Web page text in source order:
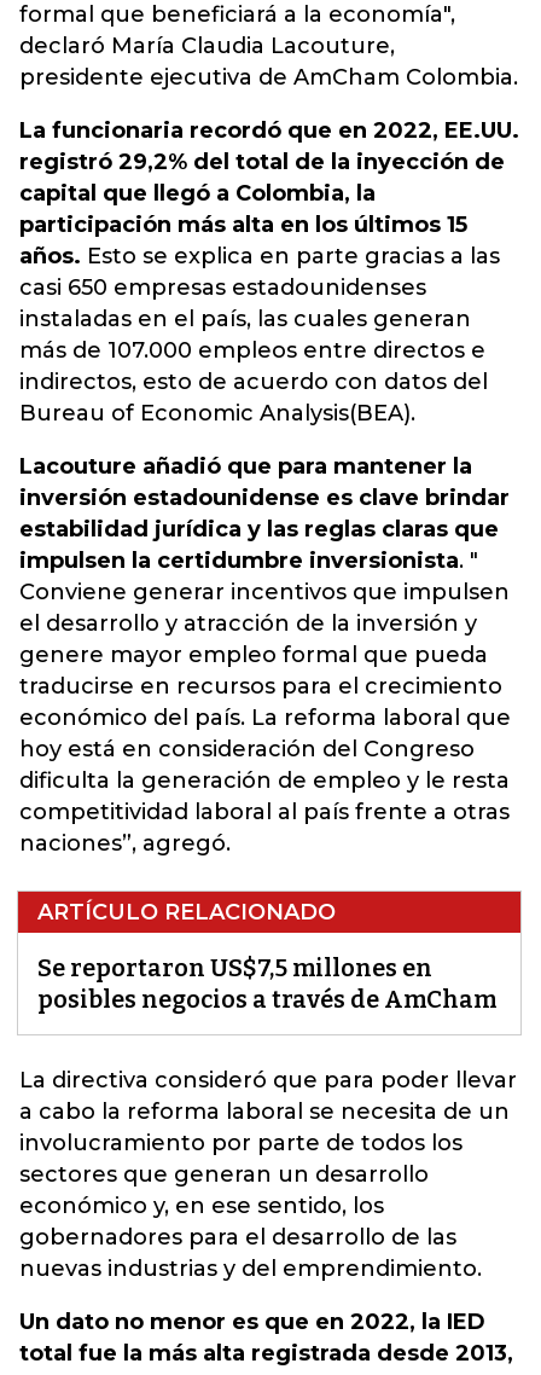
formal que beneficiará a la economía",
declaró María Claudia Lacouture,
presidente ejecutiva de AmCham Colombia.
La funcionaria recordó que en 2022, EE.UU.
registró 29,2% del total de la inyección de
capital que llegó a Colombia, la
participación más alta en los últimos 15
años. Esto se explica en parte gracias a las
casi 650 empresas estadounidenses
instaladas en el país, las cuales generan
más de 107.000 empleos entre directos e
indirectos, esto de acuerdo con datos del
Bureau of Economic Analysis(BEA).
Lacouture añadió que para mantener la
inversión estadounidense es clave brindar
estabilidad jurídica y las reglas claras que
impulsen la certidumbre inversionista. "
Conviene generar incentivos que impulsen
el desarrollo y atracción de la inversión y
genere mayor empleo formal que pueda
traducirse en recursos para el crecimiento
económico del país. La reforma laboral que
hoy está en consideración del Congreso
dificulta la generación de empleo y le resta
competitividad laboral al país frente a otras
naciones”, agregó.
ARTÍCULO RELACIONADO
Se reportaron US$7,5 millones en
posibles negocios a través de AmCham
La directiva consideró que para poder llevar
a cabo la reforma laboral se necesita de un
involucramiento por parte de todos los
sectores que generan un desarrollo
económico y, en ese sentido, los
gobernadores para el desarrollo de las
nuevas industrias y del emprendimiento.
Un dato no menor es que en 2022, la IED
total fue la más alta registrada desde 2013,